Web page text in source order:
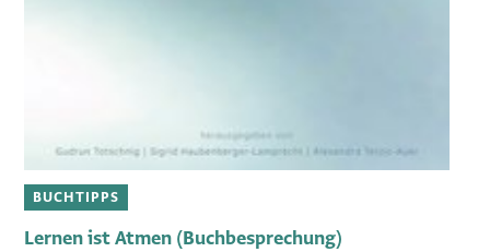
BUCHTIPPS
Lernen ist Atmen (Buchbesprechung)